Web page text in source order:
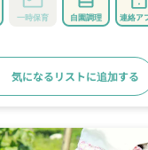
一時保育 自園調理 連絡ア
気になるリストに追加する